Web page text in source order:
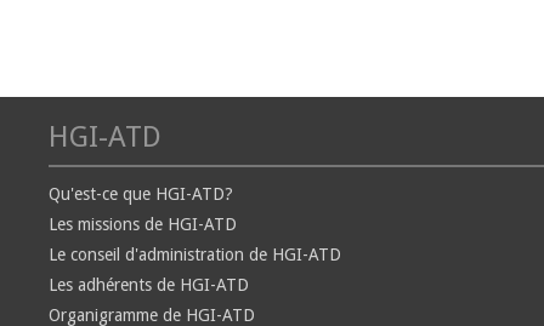
HGI-ATD
Qu'est-ce que HGI-ATD?
Les missions de HGI-ATD
Le conseil d'administration de HGI-ATD
Les adhérents de HGI-ATD
Organigramme de HGI-ATD